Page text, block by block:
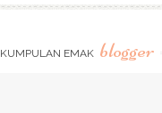
KUMPULAN EMAK blogger